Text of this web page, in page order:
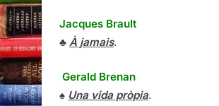
Jacques Brault
♣ À jamais.
Gerald Brenan
♠ Una vida pròpia.